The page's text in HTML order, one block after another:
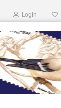
Login